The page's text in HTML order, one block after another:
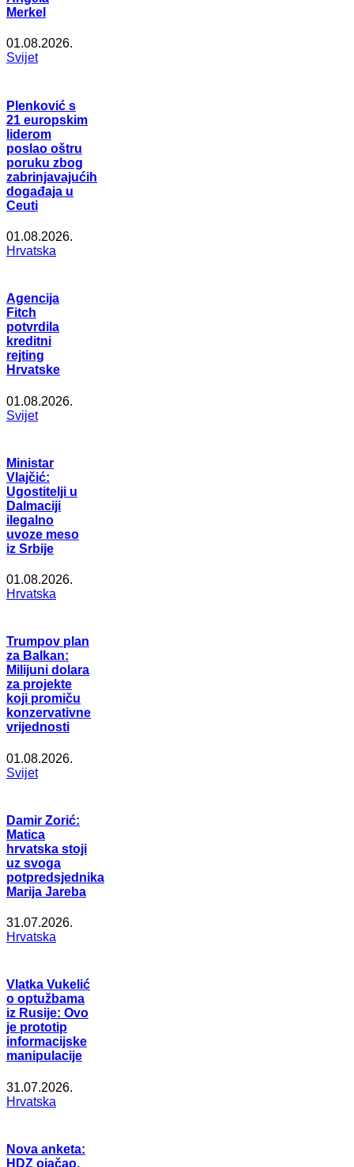
Merkel
01.08.2026.
Svijet
Plenković s
21 europskim
liderom
poslao oštru
poruku zbog
zabrinjavajućih
događaja u
Ceuti
01.08.2026.
Hrvatska
Agencija
Fitch
potvrdila
kreditni
rejting
Hrvatske
01.08.2026.
Svijet
Ministar
Vlajčić:
Ugostitelji u
Dalmaciji
ilegalno
uvoze meso
iz Srbije
01.08.2026.
Hrvatska
Trumpov plan
za Balkan:
Milijuni dolara
za projekte
koji promiču
konzervativne
vrijednosti
01.08.2026.
Svijet
Damir Zorić:
Matica
hrvatska stoji
uz svoga
potpredsjednika
Marija Jareba
31.07.2026.
Hrvatska
Vlatka Vukelić
o optužbama
iz Rusije: Ovo
je prototip
informacijske
manipulacije
31.07.2026.
Hrvatska
Nova anketa:
HDZ ojačao,